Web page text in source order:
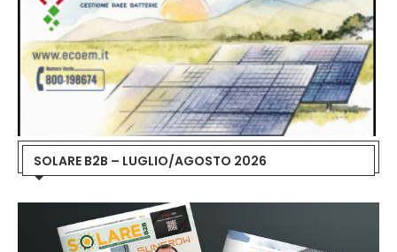
SOLARE B2B – LUGLIO/AGOSTO 2026